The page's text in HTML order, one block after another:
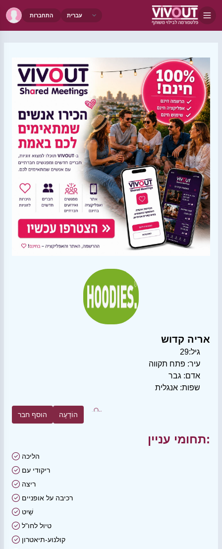
התחברות
אריה קדוש
גיל:29
עיר: פתח תקווה
אדם: גבר
שפות: אנגלית
הוסף חבר הוֹדָעָה
תחומי עניין:
הליכה
ריקודי עם
ריצה
רכיבה על אופניים
שַׁיִט
טיול לחו"ל
קולנוע-תיאטרון